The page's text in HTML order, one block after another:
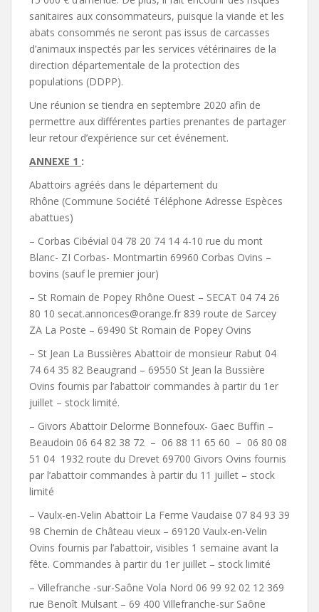
sanitaires aux consommateurs, puisque la viande et les
abats consommés ne seront pas issus de carcasses
d’animaux inspectés par les services vétérinaires de la
direction départementale de la protection des
populations (DDPP).
Une réunion se tiendra en septembre 2020 afin de
permettre aux différentes parties prenantes de partager
leur retour d’expérience sur cet événement.
ANNEXE 1 :
Abattoirs agréés dans le département du
Rhône (Commune Société Téléphone Adresse Espèces
abattues)
– Corbas Cibévial 04 78 20 74 14 4-10 rue du mont
Blanc- ZI Corbas- Montmartin 69960 Corbas Ovins –
bovins (sauf le premier jour)
– St Romain de Popey Rhône Ouest – SECAT 04 74 26
80 10 secat.annonces@orange.fr 839 route de Sarcey
ZA La Poste – 69490 St Romain de Popey Ovins
– St Jean La Bussières Abattoir de monsieur Rabut 04
74 64 35 82 Beaugrand – 69550 St Jean la Bussière
Ovins fournis par l’abattoir commandes à partir du 1er
juillet – stock limité.
– Givors Abattoir Delorme Bonnefoux- Gaec Buffin –
Beaudoin 06 64 82 38 72 – 06 88 11 65 60 – 06 80 08
51 04 1932 route du Drevet 69700 Givors Ovins fournis
par l’abattoir commandes à partir du 11 juillet – stock
limité
– Vaulx-en-Velin Abattoir La Ferme Vaudaise 07 84 93 39
98 Chemin de Château vieux – 69120 Vaulx-en-Velin
Ovins fournis par l’abattoir, visibles 1 semaine avant la
fête. Commandes à partir du 1er juillet – stock limité
– Villefranche -sur-Saône Vola Nord 06 99 92 02 12 369
rue Benoît Mulsant – 69 400 Villefranche-sur Saône